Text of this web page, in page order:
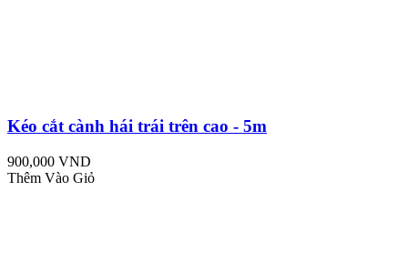
Kéo cắt cành hái trái trên cao - 5m
900,000 VND
Thêm Vào Giỏ